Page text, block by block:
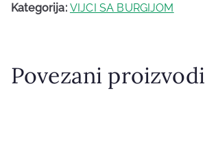
Kategorija: VIJCI SA BURGIJOM
Povezani proizvodi